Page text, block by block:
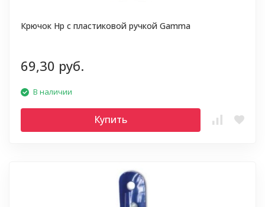
Крючок Hp с пластиковой ручкой Gamma
69,30 руб.
В наличии
Купить